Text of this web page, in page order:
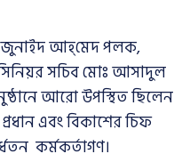
জুনাইদ আহ্‌মেদ পলক,
সিনিয়র সচিব মোঃ আসাদুল
আরো উপস্থিত ছিলেন
এবং বিকাশের চিফ
কর্মকর্তাগণ।